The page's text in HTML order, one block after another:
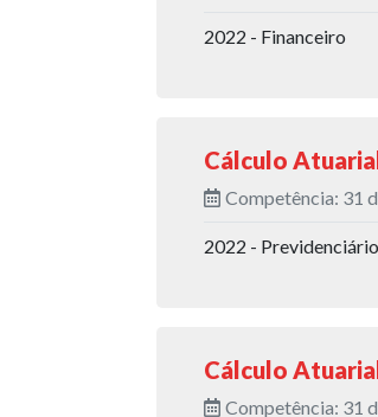
2022 - Financeiro
Cálculo
Competência: 31
2022 - Previdenciário
Cálculo
Competência: 31